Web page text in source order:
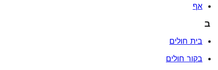
אף
ב
בית חולים
בקור חולים